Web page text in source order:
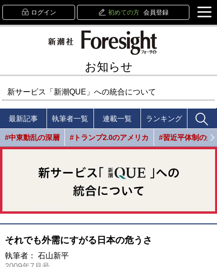
ログイン 初めての方 会員登録
お知らせ
新サービス「新潮QUE」への統合について
最新記事 執筆者一覧 連載一覧 ランキング
#中東動乱の深層 #トランプ2.0のアメリカ #習近平体制の光
それでも外需にすがる日本の危うさ
執筆者： 石山新平